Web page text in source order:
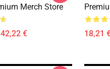
Merch Store
€ 18,21